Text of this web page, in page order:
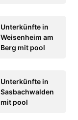
Unterkünfte in
Weisenheim am
Berg mit pool
Unterkünfte in
Sasbachwalden
mit pool